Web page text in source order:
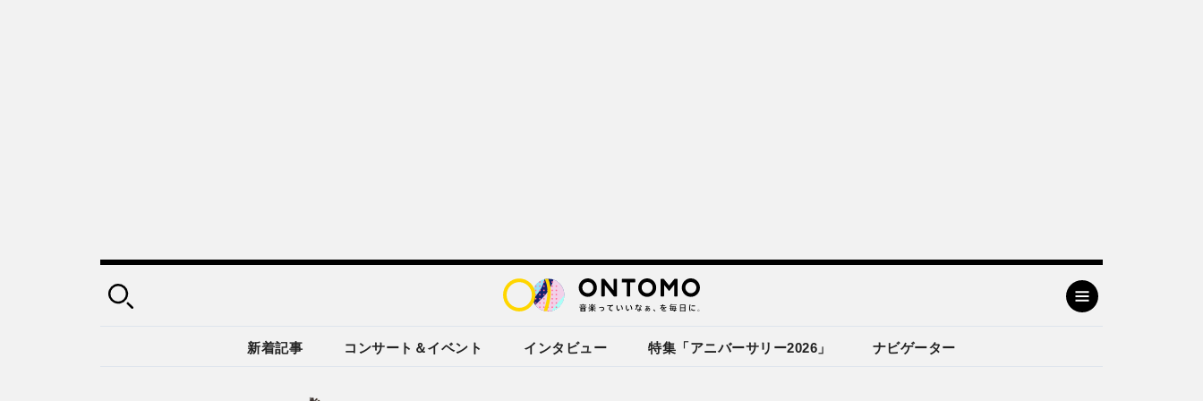
新着記事 コンサート＆イベント インタビュー 特集「アニバーサリー2026」 ナビゲーター